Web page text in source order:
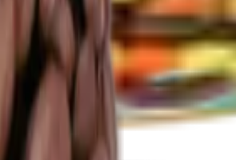
Ovoce v bílé čokoládě a jogurtuJablečné
Další kategorie